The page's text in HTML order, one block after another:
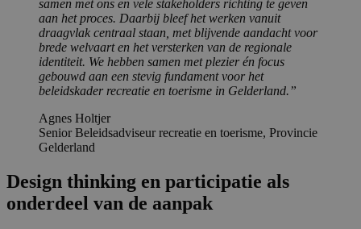
samen met ons en vele stakeholders richting te geven
aan het proces. Daarbij bleef het werken vanuit
draagvlak centraal staan, met blijvende aandacht voor
brede welvaart en het versterken van de regionale
identiteit. We hebben samen met plezier én focus
gebouwd aan een stevig fundament voor het
beleidskader recreatie en toerisme in Gelderland.”
Agnes Holtjer
Senior Beleidsadviseur recreatie en toerisme, Provincie
Gelderland
Design thinking en participatie als
onderdeel van de aanpak